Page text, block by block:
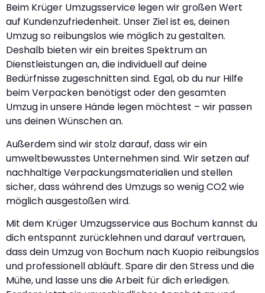
Beim Krüger Umzugsservice legen wir großen Wert
auf Kundenzufriedenheit. Unser Ziel ist es, deinen
Umzug so reibungslos wie möglich zu gestalten.
Deshalb bieten wir ein breites Spektrum an
Dienstleistungen an, die individuell auf deine
Bedürfnisse zugeschnitten sind. Egal, ob du nur Hilfe
beim Verpacken benötigst oder den gesamten
Umzug in unsere Hände legen möchtest – wir passen
uns deinen Wünschen an.
Außerdem sind wir stolz darauf, dass wir ein
umweltbewusstes Unternehmen sind. Wir setzen auf
nachhaltige Verpackungsmaterialien und stellen
sicher, dass während des Umzugs so wenig CO2 wie
möglich ausgestoßen wird.
Mit dem Krüger Umzugsservice aus Bochum kannst du
dich entspannt zurücklehnen und darauf vertrauen,
dass dein Umzug von Bochum nach Kuopio reibungslos
und professionell abläuft. Spare dir den Stress und die
Mühe, und lasse uns die Arbeit für dich erledigen.